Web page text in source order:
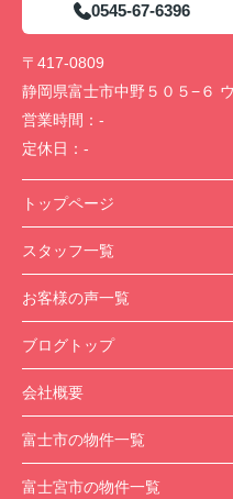
0545-67-6396
〒417-0809
静岡県富士市中野５０５−６
営業時間： -
定休日： -
トップページ
スタッフ一覧
お客様の声一覧
ブログトップ
会社概要
富士市の物件一覧
富士宮市の物件一覧